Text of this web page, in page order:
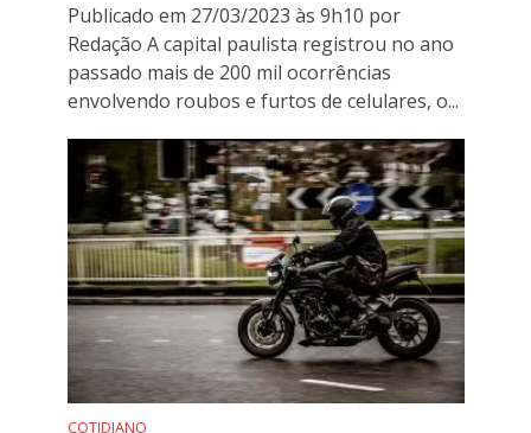
Publicado em 27/03/2023 às 9h10 por
Redação A capital paulista registrou no ano
passado mais de 200 mil ocorrências
envolvendo roubos e furtos de celulares, o...
COTIDIANO